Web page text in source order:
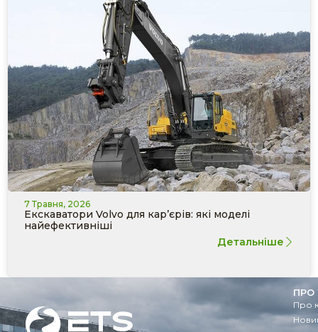
7 Травня, 2026
Екскаватори Volvo для кар’єрів: які моделі
найефективніші
Детальніше
ПРО
Про